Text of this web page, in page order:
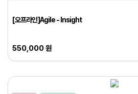
[오프라인]Agile - Insight
550,000 원